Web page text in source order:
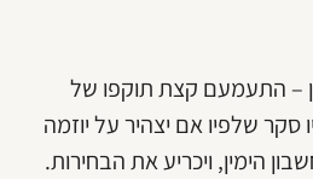
– התעמעם קצת תוקפו של
סקר שלפיו אם יצהיר על יוזמה
הימין, ויכריע את הבחירות.